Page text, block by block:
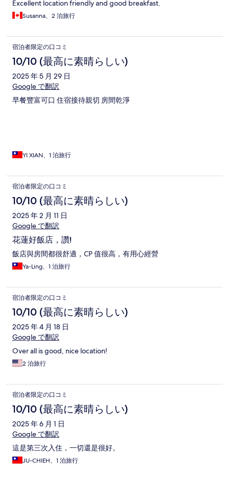
Excellent location friendly and good breakfast.
Susanna、2 泊旅行
宿泊者限定の口コミ
10/10 (最高に素晴らしい)
2025 年 5 月 29 日
Google で翻訳
早餐豐富可口 住宿接待親切 房間乾淨
YI XIAN、1 泊旅行
宿泊者限定の口コミ
10/10 (最高に素晴らしい)
2025 年 2 月 11 日
Google で翻訳
花蓮好飯店，讚!
飯店與房間都很舒適，CP 值很高，有用心經營
Ya-Ling、1 泊旅行
宿泊者限定の口コミ
10/10 (最高に素晴らしい)
2025 年 4 月 18 日
Google で翻訳
Over all is good, nice location!
2 泊旅行
宿泊者限定の口コミ
10/10 (最高に素晴らしい)
2025 年 6 月 1 日
Google で翻訳
這是第三次入住，一切還是很好。
JU-CHIEH、1 泊旅行